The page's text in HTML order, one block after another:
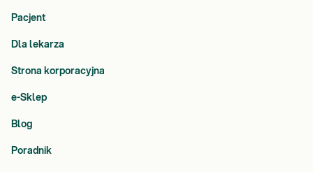
Pacjent
Dla lekarza
Strona korporacyjna
e-Sklep
Blog
Poradnik